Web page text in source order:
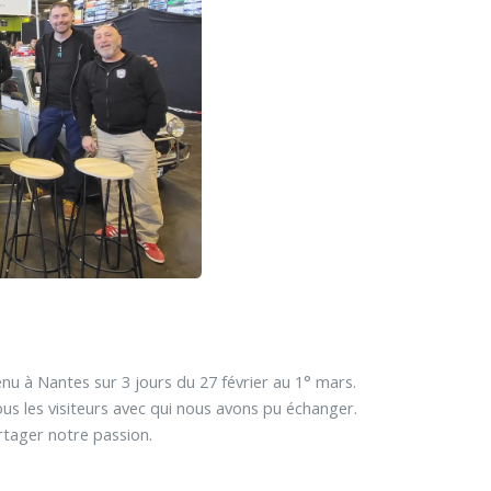
à Nantes sur 3 jours du 27 février au 1° mars.
les visiteurs avec qui nous avons pu échanger.
notre passion.